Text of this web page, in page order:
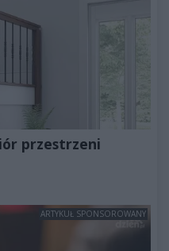
przestrzeni
ARTYKUŁ SPONSOROWANY